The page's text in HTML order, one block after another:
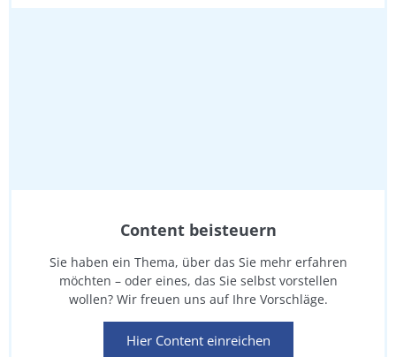
Content beisteuern
Sie haben ein Thema, über das Sie mehr erfahren
möchten – oder eines, das Sie selbst vorstellen
wollen? Wir freuen uns auf Ihre Vorschläge.
Hier Content einreichen